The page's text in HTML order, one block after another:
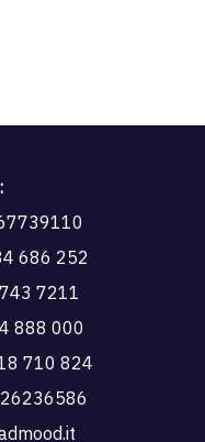
686 252
7211
888 000
710 824